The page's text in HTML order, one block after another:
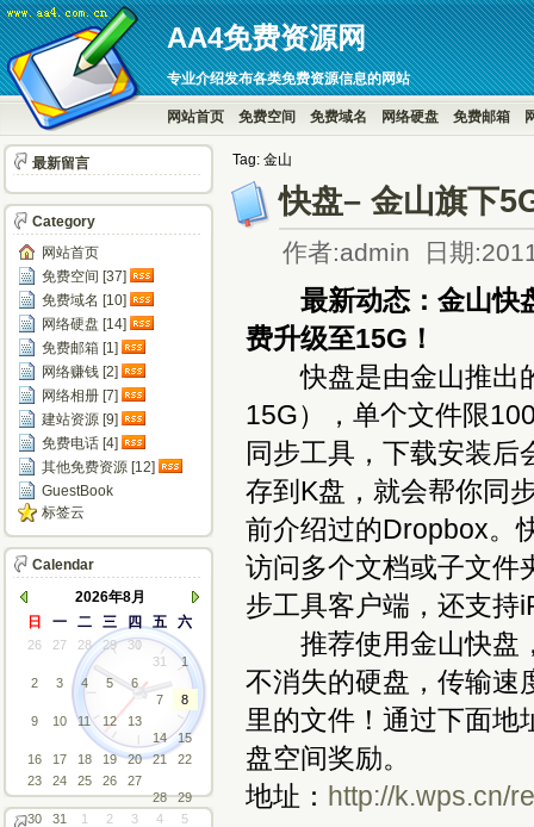
AA4免费资源网
专业介绍发布各类免费资源信息的网站
网站首页 免费空间 免费域名 网络硬盘 免费邮箱
Tag: 金山
快盘– 金山旗下
作者:admin 日期
最新动态：金山快盘
费升级至15G！
快盘是由金山推出的
15G），单个文件限
同步工具，下载安装后
存到K盘，就会帮你同
前介绍过的Dropbox。
访问多个文档或子文件
步工具客户端，还支持
推荐使用金山快盘，
不消失的硬盘，传输速
里的文件！通过下面地
盘空间奖励。
地址： http://k.wps.cn/
最新留言
Category
网站首页
免费空间 [37]
免费域名 [10]
网络硬盘 [14]
免费邮箱 [1]
网络赚钱 [2]
网络相册 [7]
建站资源 [9]
免费电话 [4]
其他免费资源 [12]
GuestBook
标签云
Calendar
2026年8月
日
一 二 三 四 五 六
26 27 28 29
30
31
1
2
3 4 5
6
7
8
9
10 11 12
13
14
15
16
17 18 19 20 21
22
23
24 25 26
27
28
29
30
31 1 2 3 4 5